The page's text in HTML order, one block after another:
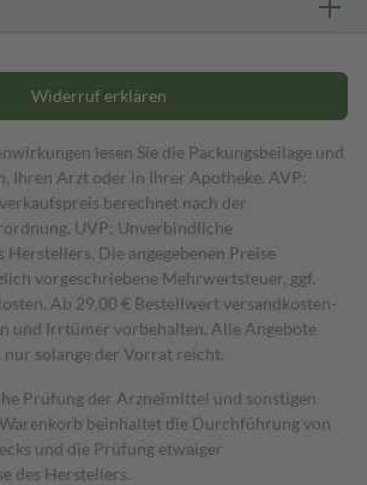
Widerruf erklären
lesen Sie die Packungsbeilage und
Ihren Arzt oder in Ihrer Apotheke. AVP:
berechnet nach der
UVP: Unverbindliche
Herstellers. Die angegebenen Preise
vorgeschriebene Mehrwertsteuer, ggf.
Ab 29,00 € Bestell­wert versand­kosten­
und Irrtümer vorbehalten. Alle Angebote
nur solange der Vorrat reicht.
Prüfung der Arzneimittel und sonstigen
beinhaltet die Durchführung von
und die Prüfung etwaiger
des Herstellers.